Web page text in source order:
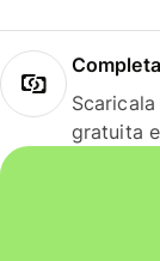
gratuita